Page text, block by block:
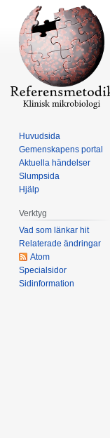
Huvudsida
Gemenskapens portal
Aktuella händelser
Slumpsida
Hjälp
Verktyg
Vad som länkar hit
Relaterade ändringar
Atom
Specialsidor
Sidinformation